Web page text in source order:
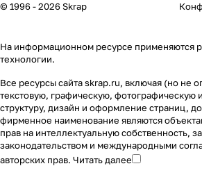
© 1996 - 2026 Skrap
На информационном ресурсе применяются
технологии.
Все ресурсы сайта skrap.ru, включая (но не
текстовую, графическую,
структуру, дизайн и оформление страниц,
фирменное наименование являются
прав на интеллектуальную собственность,
законодательством и международными
авторских прав. Читать далее